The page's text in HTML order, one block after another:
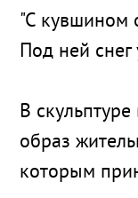
"С кувшином
Под ней снег
В
образ
которым